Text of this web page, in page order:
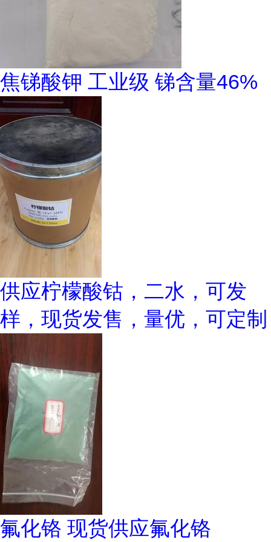
焦锑酸钾 工业级 锑含量46%
供应柠檬酸钴，二水，可发
样，现货发售，量优，可定制
氟化铬 现货供应氟化铬